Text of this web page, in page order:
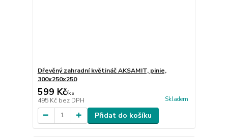
Dřevěný zahradní květináč AKSAMIT, pinie,
300x250x250
599 Kč/ks
495 Kč bez DPH Skladem
Přidat do košíku